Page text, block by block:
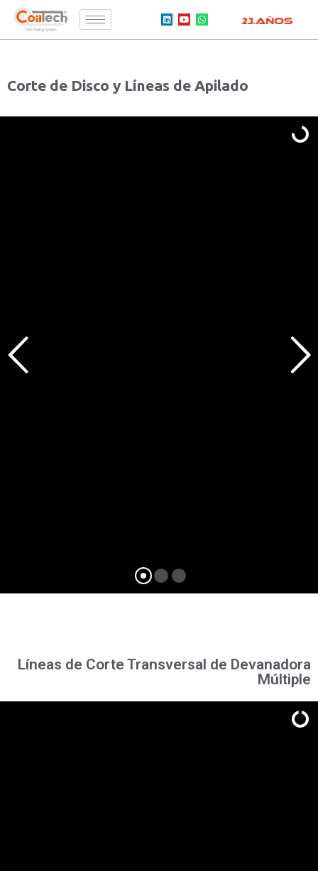
Corte de Disco y Líneas de Apilado
Líneas de Corte Transversal de Devanadora
Múltiple